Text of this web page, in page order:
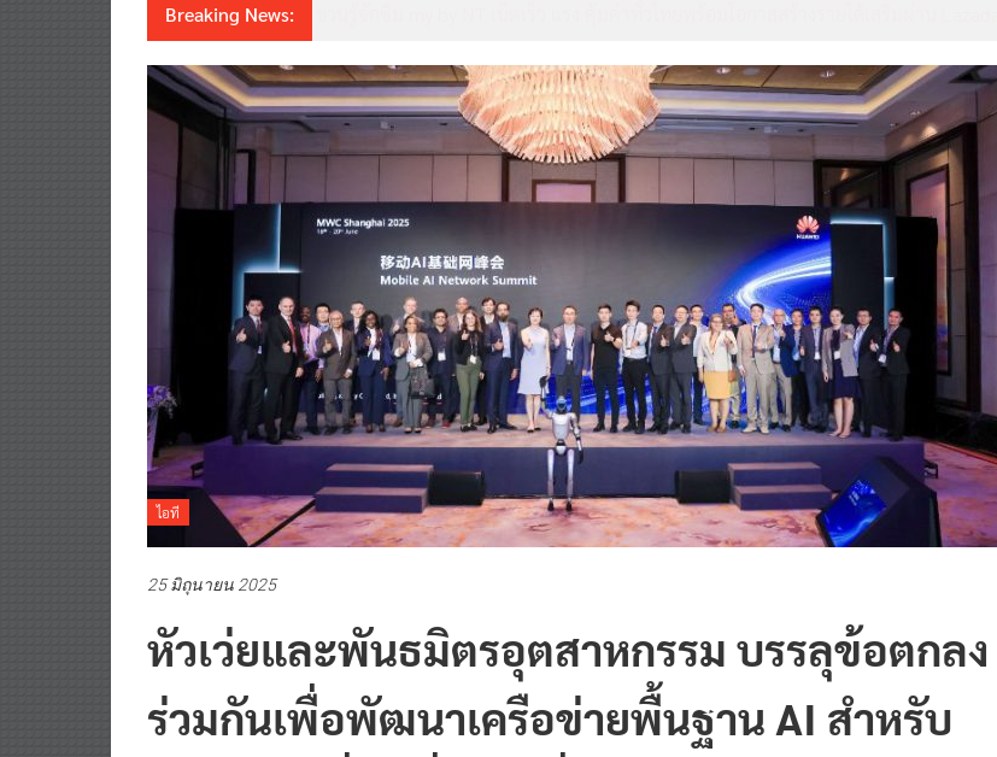
Breaking News:
ไอที
25 มิถุนายน 2025
หัวเว่ยและพันธมิตรอุตสาหกรรม บรรลุข้อตกลง
ร่วมกันเพื่อพัฒนาเครือข่ายพื้นฐาน AI สำหรับ